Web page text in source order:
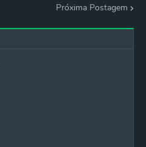
Próxima Postagem